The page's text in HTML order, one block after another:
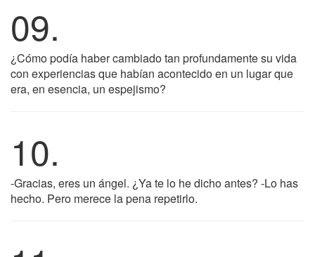
09.
¿Cómo podía haber cambiado tan profundamente su vida
con experiencias que habían acontecido en un lugar que
era, en esencia, un espejismo?
10.
-Gracias, eres un ángel. ¿Ya te lo he dicho antes? -Lo has
hecho. Pero merece la pena repetirlo.